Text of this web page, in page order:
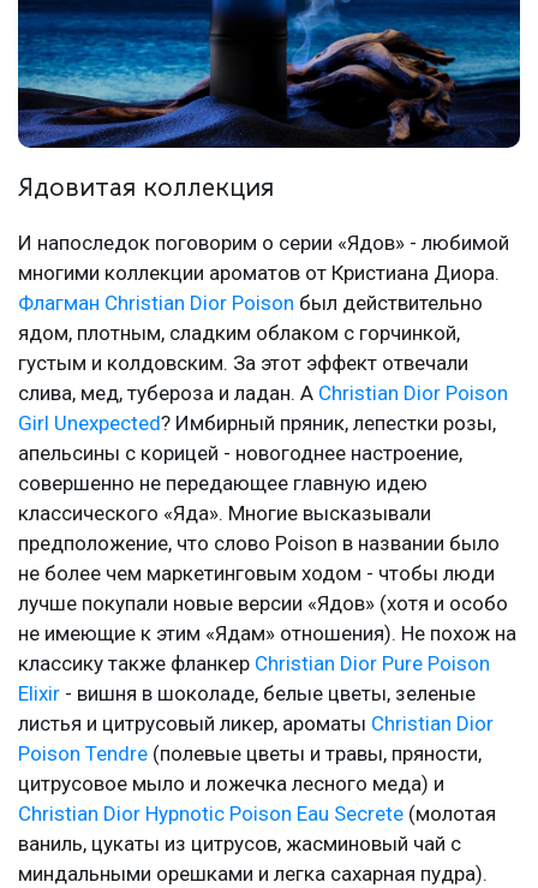
Ядовитая коллекция
И напоследок поговорим о серии «Ядов» - любимой
многими коллекции ароматов от Кристиана Диора.
Флагман Christian Dior Poison был действительно
ядом, плотным, сладким облаком с горчинкой,
густым и колдовским. За этот эффект отвечали
слива, мед, тубероза и ладан. А Christian Dior Poison
Girl Unexpected? Имбирный пряник, лепестки розы,
апельсины с корицей - новогоднее настроение,
совершенно не передающее главную идею
классического «Яда». Многие высказывали
предположение, что слово Poison в названии было
не более чем маркетинговым ходом - чтобы люди
лучше покупали новые версии «Ядов» (хотя и особо
не имеющие к этим «Ядам» отношения). Не похож на
классику также фланкер Christian Dior Pure Poison
Elixir - вишня в шоколаде, белые цветы, зеленые
листья и цитрусовый ликер, ароматы Christian Dior
Poison Tendre (полевые цветы и травы, пряности,
цитрусовое мыло и ложечка лесного меда) и
Christian Dior Hypnotic Poison Eau Secrete (молотая
ваниль, цукаты из цитрусов, жасминовый чай с
миндальными орешками и легка сахарная пудра).